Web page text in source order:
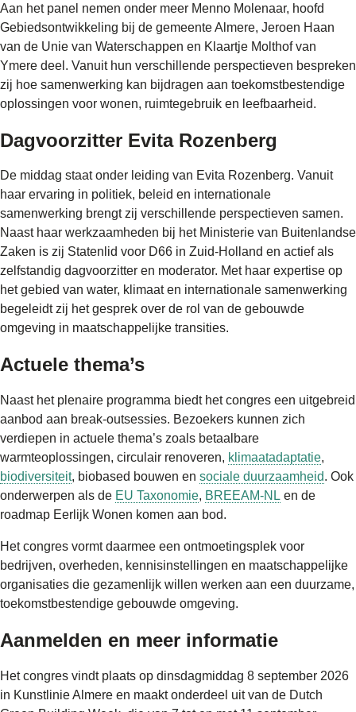
Aan het panel nemen onder meer Menno Molenaar, hoofd
Gebiedsontwikkeling bij de gemeente Almere, Jeroen Haan
van de Unie van Waterschappen en Klaartje Molthof van
Ymere deel. Vanuit hun verschillende perspectieven bespreken
zij hoe samenwerking kan bijdragen aan toekomstbestendige
oplossingen voor wonen, ruimtegebruik en leefbaarheid.
Dagvoorzitter Evita Rozenberg
De middag staat onder leiding van Evita Rozenberg. Vanuit
haar ervaring in politiek, beleid en internationale
samenwerking brengt zij verschillende perspectieven samen.
Naast haar werkzaamheden bij het Ministerie van Buitenlandse
Zaken is zij Statenlid voor D66 in Zuid-Holland en actief als
zelfstandig dagvoorzitter en moderator. Met haar expertise op
het gebied van water, klimaat en internationale samenwerking
begeleidt zij het gesprek over de rol van de gebouwde
omgeving in maatschappelijke transities.
Actuele thema’s
Naast het plenaire programma biedt het congres een uitgebreid
aanbod aan break-outsessies. Bezoekers kunnen zich
verdiepen in actuele thema’s zoals betaalbare
warmteoplossingen, circulair renoveren, klimaatadaptatie,
biodiversiteit, biobased bouwen en sociale duurzaamheid. Ook
onderwerpen als de EU Taxonomie, BREEAM-NL en de
roadmap Eerlijk Wonen komen aan bod.
Het congres vormt daarmee een ontmoetingsplek voor
bedrijven, overheden, kennisinstellingen en maatschappelijke
organisaties die gezamenlijk willen werken aan een duurzame,
toekomstbestendige gebouwde omgeving.
Aanmelden en meer informatie
Het congres vindt plaats op dinsdagmiddag 8 september 2026
in Kunstlinie Almere en maakt onderdeel uit van de Dutch